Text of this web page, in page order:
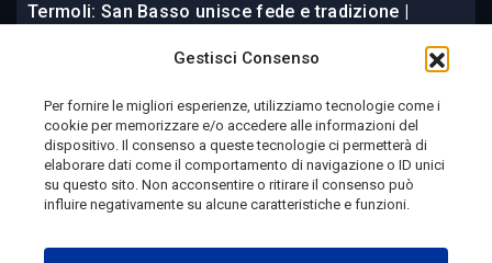
Gestisci Consenso
Per fornire le migliori esperienze, utilizziamo tecnologie come i
cookie per memorizzare e/o accedere alle informazioni del
dispositivo. Il consenso a queste tecnologie ci permetterà di
elaborare dati come il comportamento di navigazione o ID unici
su questo sito. Non acconsentire o ritirare il consenso può
influire negativamente su alcune caratteristiche e funzioni.
Termoli: San Basso unisce fede e tradizione |
2 giorni fa
Telemolise - reg. Tribunale di Campobasso n. 133 del
10/08/1982 - Direttore Responsabile:MANUELA